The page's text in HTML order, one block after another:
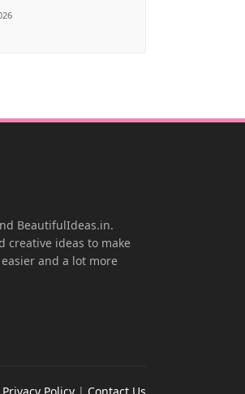
BeautifulIdeas.in.
creative ideas to make
and a lot more